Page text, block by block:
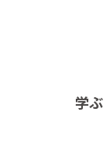
学ぶ